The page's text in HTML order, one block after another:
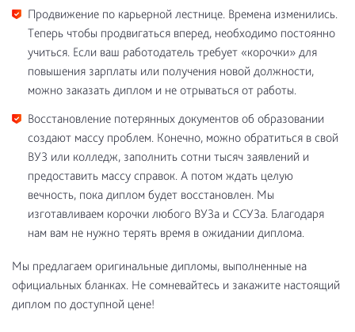
Продвижение по карьерной лестнице. Времена изменились.
Теперь чтобы продвигаться вперед, необходимо постоянно
учиться. Если ваш работодатель требует «корочки» для
повышения зарплаты или получения новой должности,
можно заказать диплом и не отрываться от работы.
Восстановление потерянных документов об образовании
создают массу проблем. Конечно, можно обратиться в свой
ВУЗ или колледж, заполнить сотни тысяч заявлений и
предоставить массу справок. А потом ждать целую
вечность, пока диплом будет восстановлен. Мы
изготавливаем корочки любого ВУЗа и ССУЗа. Благодаря
нам вам не нужно терять время в ожидании диплома.
Мы предлагаем оригинальные дипломы, выполненные на
официальных бланках. Не сомневайтесь и закажите настоящий
диплом по доступной цене!